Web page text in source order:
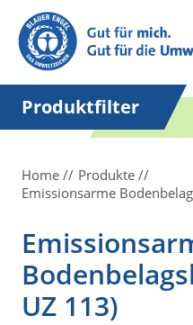
Suchbegriff in
Anführungszeichen
setzen.
Produktfilter
Home
Produkte
Emissionsarme
UZ 113)